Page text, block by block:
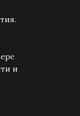
и